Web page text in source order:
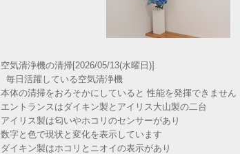
空気清浄機の清掃[2026/05/13(水曜日)]
毎日活躍している空気清浄機
本体の清掃をおろそかにしていると 性能を発揮できません
エントランスはダイキン製とアイリス大山製の二台
アイリス製は匂いやホコリのセンサーがあり
数字と色で現状と変化を表示しています
ダイキン製はホコリとニオイの表示があり